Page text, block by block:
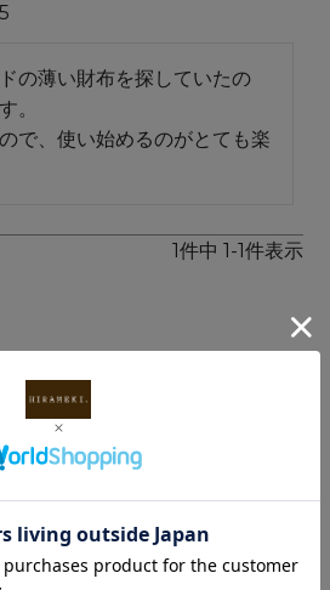
の薄い財布を探していたの
。
で、使い始めるのがとても楽
1件中 1 -1件表示